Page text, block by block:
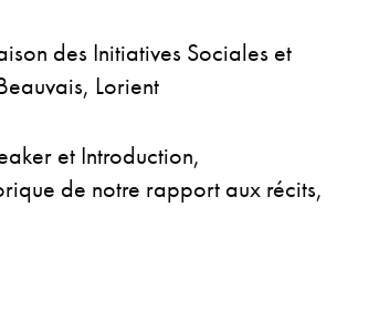
des Initiatives Sociales et
Lorient
et Introduction,
de notre rapport aux récits,